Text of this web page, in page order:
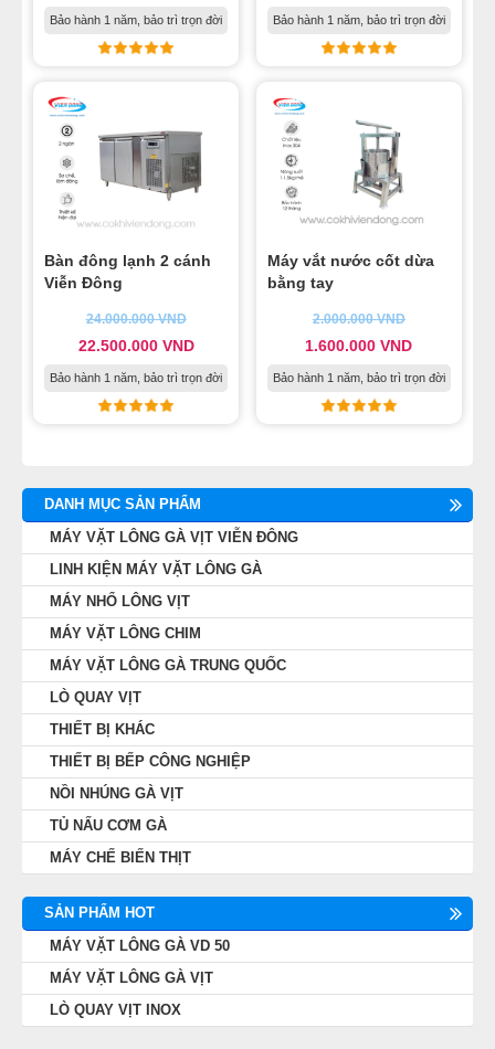
Bảo hành 1 năm, bảo trì trọn đời Bảo hành 1 năm, bảo trì trọn đời
Bàn đông lạnh 2 cánh
Viễn Đông
24.000.000VND
22.500.000 VND
Bảo hành 1 năm, bảo trì trọn đời
Máy vắt nước cốt dừa
bằng tay
2.000.000VND
1.600.000VND
Bảo hành 1 năm, bảo trì trọn đời
DANH MỤC SẢN PHẨM
MÁY VẶT LÔNG GÀ VỊT VIỄN ĐÔNG
LINH KIỆN MÁY VẶT LÔNG GÀ
MÁY NHỔ LÔNG VỊT
MÁY VẶT LÔNG CHIM
MÁY VẶT LÔNG GÀ TRUNG QUỐC
LÒ QUAY VỊT
THIẾT BỊ KHÁC
THIẾT BỊ BẾP CÔNG NGHIỆP
NỒI NHÚNG GÀ VỊT
TỦ NẤU CƠM GÀ
MÁY CHẾ BIẾN THỊT
SẢN PHẨM HOT
MÁY VẶT LÔNG GÀ VD 50
MÁY VẶT LÔNG GÀ VỊT
LÒ QUAY VỊT INOX